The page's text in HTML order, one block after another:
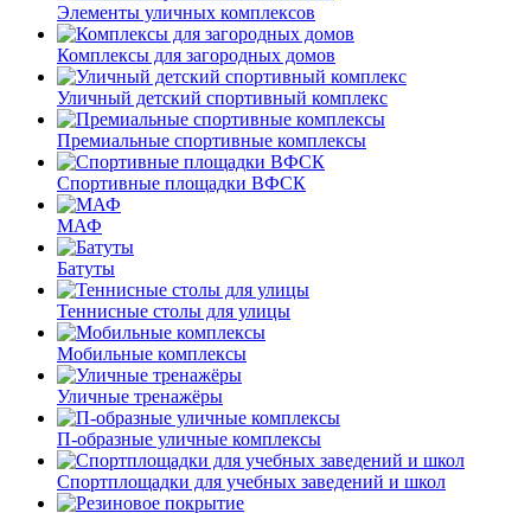
Элементы уличных комплексов
Комплексы для загородных домов
Уличный детский спортивный комплекс
Премиальные спортивные комплексы
Спортивные площадки ВФСК
МАФ
Батуты
Теннисные столы для улицы
Мобильные комплексы
Уличные тренажёры
П-образные уличные комплексы
Спортплощадки для учебных заведений и школ